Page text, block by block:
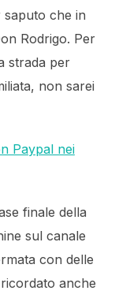
che in
Rodrigo. Per
strada per
non sarei
Paypal nei
finale della
sul canale
con delle
anche